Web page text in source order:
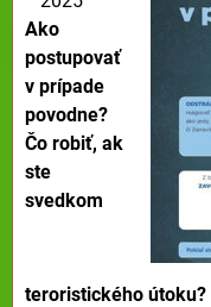
Ako
postupovať
v prípade
povodne?
Čo robiť, ak
ste
svedkom
teroristického útoku?